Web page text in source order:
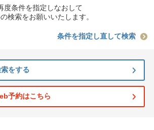
度条件を指定しなおして
検索をお願いいたします。
条件を指定し直して検索
をする
予約はこちら